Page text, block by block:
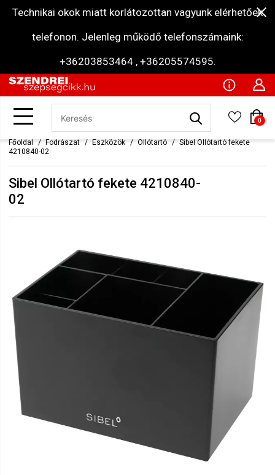
Technikai okok miatt korlátozottan vagyunk elérhetőek
telefonon. Jelenleg működő telefonszámaink:
+36203853464 , +36205574595.
0
Főoldal Fodrászat Eszközök Ollótartó
Sibel Ollótartó fekete
4210840-02
Sibel Ollótartó fekete 4210840-
02